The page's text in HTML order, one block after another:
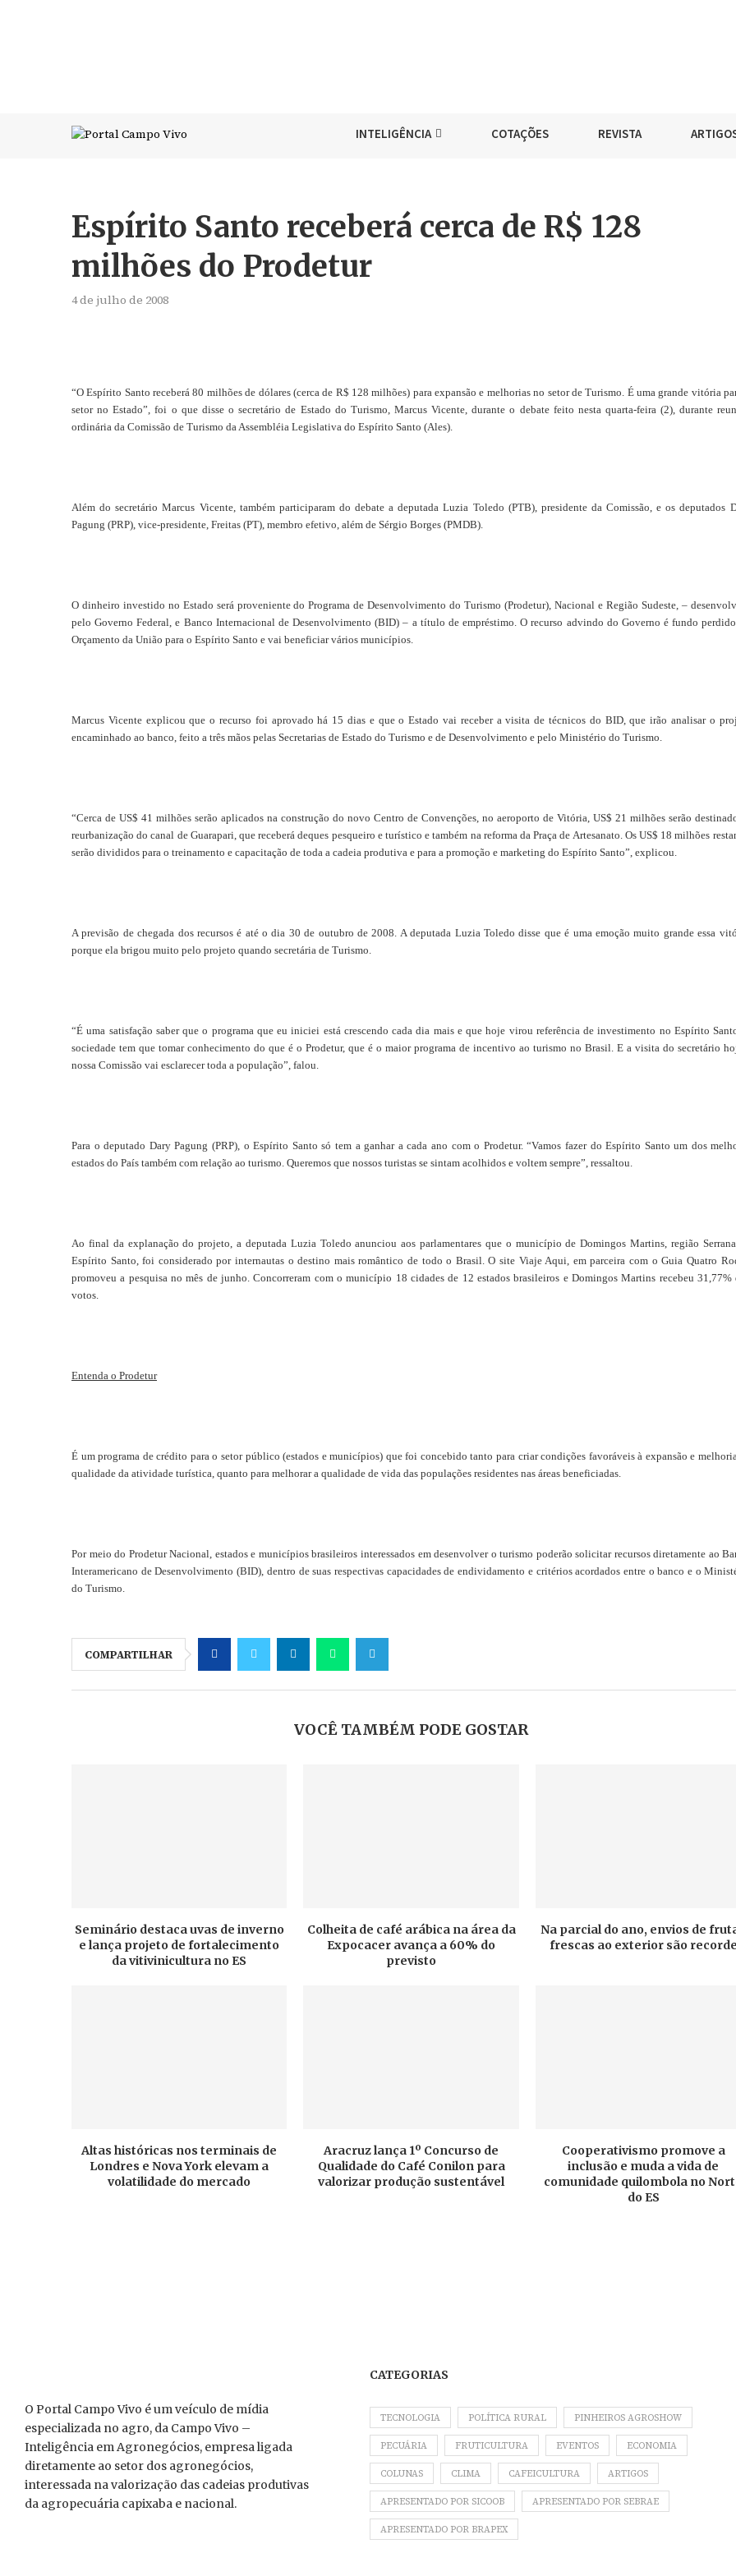
INTELIGÊNCIA COTAÇÕES REVISTA
Espírito Santo receberá cerca de R$ 128
milhões do Prodetur
4 de julho de 2008
“O Espírito Santo receberá 80 milhões de dólares (cerca de R$ 128 milhões) para expansão e melhorias no setor de Turismo. É uma grande vitória
setor no Estado”, foi o que disse o secretário de Estado do Turismo, Marcus Vicente, durante o debate feito nesta quarta-feira (2), durante
ordinária da Comissão de Turismo da Assembléia Legislativa do Espírito Santo (Ales).
Além do secretário Marcus Vicente, também participaram do debate a deputada Luzia Toledo (PTB), presidente da Comissão, e os deputados
Pagung (PRP), vice-presidente, Freitas (PT), membro efetivo, além de Sérgio Borges (PMDB).
O dinheiro investido no Estado será proveniente do Programa de Desenvolvimento do Turismo (Prodetur), Nacional e Região Sudeste, –
pelo Governo Federal, e Banco Internacional de Desenvolvimento (BID) – a título de empréstimo. O recurso advindo do Governo é fundo
Orçamento da União para o Espírito Santo e vai beneficiar vários municípios.
Marcus Vicente explicou que o recurso foi aprovado há 15 dias e que o Estado vai receber a visita de técnicos do BID, que irão analisar o
encaminhado ao banco, feito a três mãos pelas Secretarias de Estado do Turismo e de Desenvolvimento e pelo Ministério do Turismo.
“Cerca de US$ 41 milhões serão aplicados na construção do novo Centro de Convenções, no aeroporto de Vitória, US$ 21 milhões serão
reurbanização do canal de Guarapari, que receberá deques pesqueiro e turístico e também na reforma da Praça de Artesanato. Os US$ 18 milhões
serão divididos para o treinamento e capacitação de toda a cadeia produtiva e para a promoção e marketing do Espírito Santo”, explicou.
A previsão de chegada dos recursos é até o dia 30 de outubro de 2008. A deputada Luzia Toledo disse que é uma emoção muito grande essa
porque ela brigou muito pelo projeto quando secretária de Turismo.
“É uma satisfação saber que o programa que eu iniciei está crescendo cada dia mais e que hoje virou referência de investimento no Espírito
sociedade tem que tomar conhecimento do que é o Prodetur, que é o maior programa de incentivo ao turismo no Brasil. E a visita do secretário
nossa Comissão vai esclarecer toda a população”, falou.
Para o deputado Dary Pagung (PRP), o Espírito Santo só tem a ganhar a cada ano com o Prodetur. “Vamos fazer do Espírito Santo um dos
estados do País também com relação ao turismo. Queremos que nossos turistas se sintam acolhidos e voltem sempre”, ressaltou.
Ao final da explanação do projeto, a deputada Luzia Toledo anunciou aos parlamentares que o município de Domingos Martins, região
Espírito Santo, foi considerado por internautas o destino mais romântico de todo o Brasil. O site Viaje Aqui, em parceira com o Guia Quatro
promoveu a pesquisa no mês de junho. Concorreram com o município 18 cidades de 12 estados brasileiros e Domingos Martins recebeu 31,77%
votos.
Entenda o Prodetur
É um programa de crédito para o setor público (estados e municípios) que foi concebido tanto para criar condições favoráveis à expansão e
qualidade da atividade turística, quanto para melhorar a qualidade de vida das populações residentes nas áreas beneficiadas.
Por meio do Prodetur Nacional, estados e municípios brasileiros interessados em desenvolver o turismo poderão solicitar recursos diretamente ao
Interamericano de Desenvolvimento (BID), dentro de suas respectivas capacidades de endividamento e critérios acordados entre o banco e o
do Turismo.
COMPARTILHAR
VOCÊ TAMBÉM PODE GOSTAR
Seminário destaca uvas de inverno
e lança projeto de fortalecimento
da vitivinicultura no ES
Colheita de café arábica na área da
Expocacer avança a 60% do
previsto
Na parcial do ano, envios de
frescas ao exterior são recorde
Altas históricas nos terminais de
Londres e Nova York elevam a
volatilidade do mercado
Aracruz lança 1º Concurso de
Qualidade do Café Conilon para
valorizar produção sustentável
Cooperativismo promove a
inclusão e muda a vida de
comunidade quilombola no
do ES
O Portal Campo Vivo é um veículo de mídia
especializada no agro, da Campo Vivo –
Inteligência em Agronegócios, empresa ligada
diretamente ao setor dos agronegócios,
interessada na valorização das cadeias produtivas
da agropecuária capixaba e nacional.
CATEGORIAS
TECNOLOGIA POLÍTICA RURAL PINHEIROS AGROSHOW
PECUÁRIA FRUTICULTURA EVENTOS ECONOMIA
COLUNAS CLIMA CAFEICULTURA ARTIGOS
APRESENTADO POR SICOOB APRESENTADO POR SEBRAE
APRESENTADO POR BRAPEX